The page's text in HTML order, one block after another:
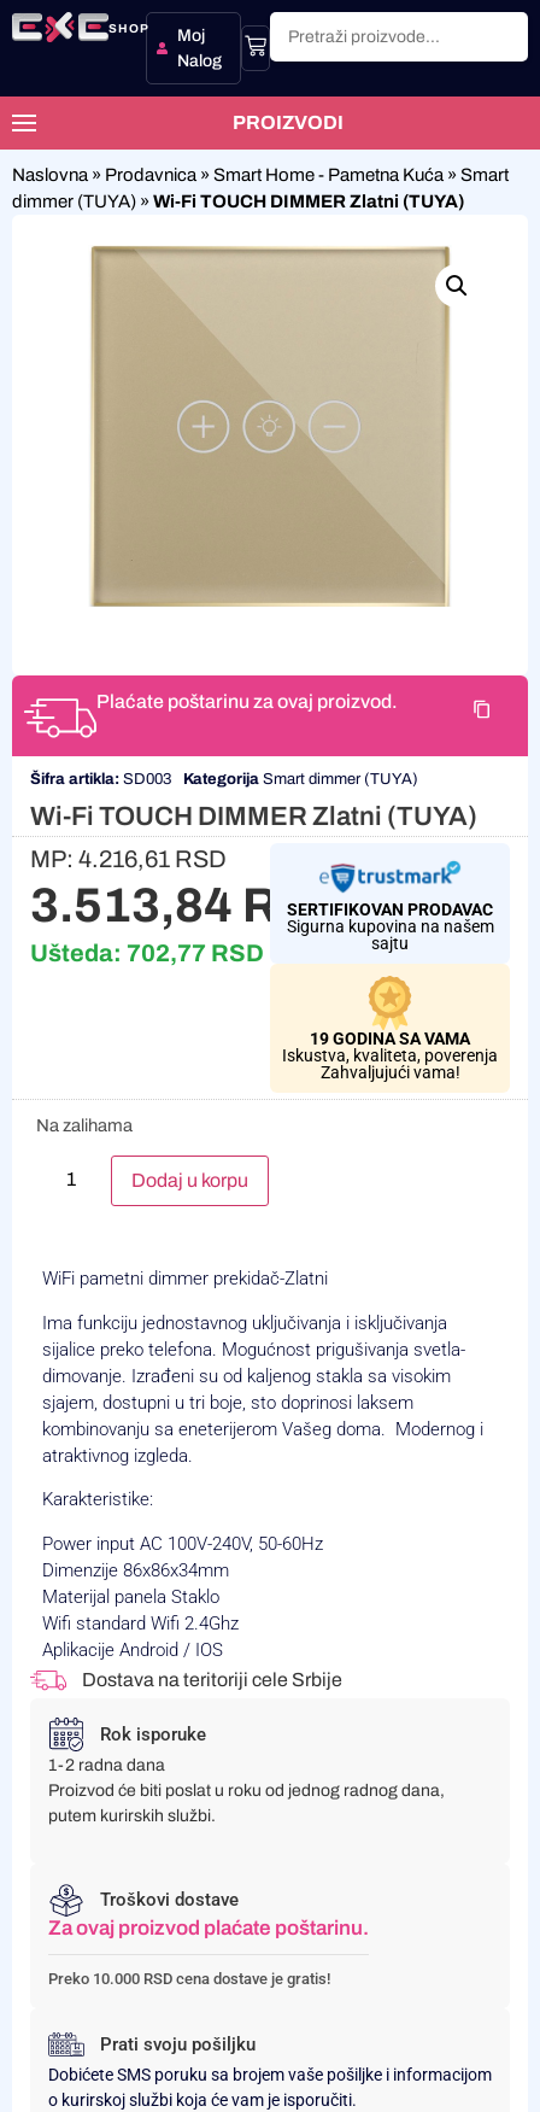
SHOP
Moj
Nalog
PROIZVODI
Naslovna » Prodavnica » Smart Home - Pametna Kuća » Smart
dimmer (TUYA) » Wi-Fi TOUCH DIMMER Zlatni (TUYA)
Plaćate poštarinu za ovaj proizvod.
Šifra artikla: SD003 Kategorija Smart dimmer (TUYA)
Wi-Fi TOUCH DIMMER Zlatni (TUYA)
MP: 4.216,61 RSD
3.513,84 RSD
Ušteda: 702,77 RSD
SERTIFIKOVAN PRODAVAC
Sigurna kupovina na našem
sajtu
19 GODINA SA VAMA
Iskustva, kvaliteta, poverenja
Zahvaljujući vama!
Na zalihama
Dodaj u korpu
WiFi pametni dimmer prekidač-Zlatni
Ima funkciju jednostavnog uključivanja i isključivanja
sijalice preko telefona. Mogućnost prigušivanja svetla-
dimovanje. Izrađeni su od kaljenog stakla sa visokim
sjajem, dostupni u tri boje, sto doprinosi laksem
kombinovanju sa eneterijerom Vašeg doma. Modernog i
atraktivnog izgleda.
Karakteristike:
Power input AC 100V-240V, 50-60Hz
Dimenzije 86x86x34mm
Materijal panela Staklo
Wifi standard Wifi 2.4Ghz
Aplikacije Android / IOS
Dostava na teritoriji cele Srbije
Rok isporuke
1-2 radna dana
Proizvod će biti poslat u roku od jednog radnog dana,
putem kurirskih službi.
Troškovi dostave
Za ovaj proizvod plaćate poštarinu.
Preko 10.000 RSD cena dostave je gratis!
Prati svoju pošiljku
Dobićete SMS poruku sa brojem vaše pošiljke i informacijom
o kurirskoj službi koja će vam je isporučiti.